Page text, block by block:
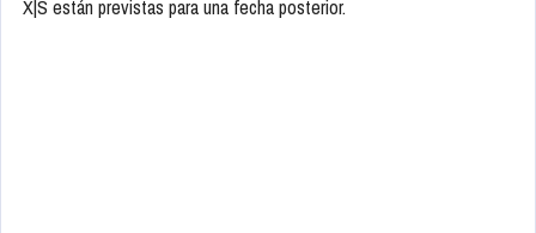
X|S están previstas para una fecha posterior.